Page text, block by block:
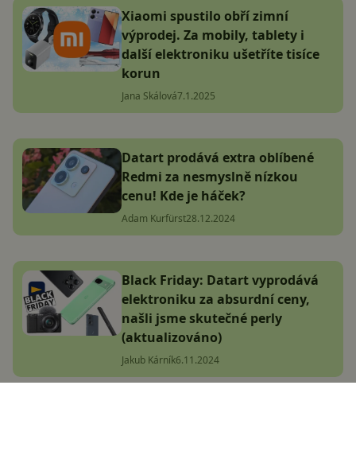
Xiaomi spustilo obří zimní
výprodej. Za mobily, tablety i
další elektroniku ušetříte tisíce
korun
Jana Skálová7.1.2025
Datart prodává extra oblíbené
Redmi za nesmyslně nízkou
cenu! Kde je háček?
Adam Kurfürst28.12.2024
Black Friday: Datart vyprodává
elektroniku za absurdní ceny,
našli jsme skutečné perly
(aktualizováno)
Jakub Kárník6.11.2024